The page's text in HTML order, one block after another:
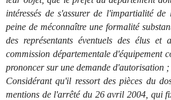
intéressés de s'assurer de l'impartialité de
peine de méconnaître une formalité
des représentants éventuels des élus et
commission départementale d'équipement
prononcer sur une demande d'autorisation ;
Considérant qu'il ressort des pièces du
mentions de l'arrêté du 26 avril 2004, qui